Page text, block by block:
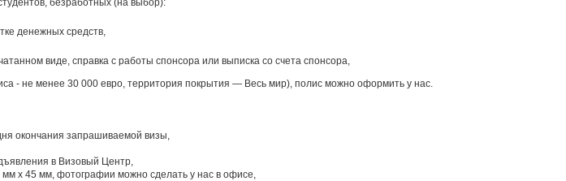
безработных (на выбор):
денежных средств,
виде, справка с работы спонсора или выписка со счета спонсора,
- не менее 30 000 евро, территория покрытия — Весь мир), полис можно оформить у нас.
окончания запрашиваемой визы,
в Визовый Центр,
x 45 мм, фотографии можно сделать у нас в офисе,